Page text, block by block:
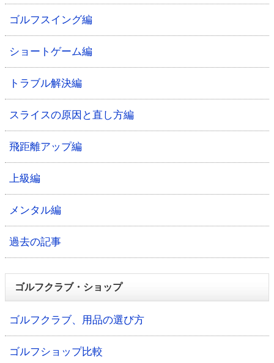
ゴルフスイング編
ショートゲーム編
トラブル解決編
スライスの原因と直し方編
飛距離アップ編
上級編
メンタル編
過去の記事
ゴルフクラブ・ショップ
ゴルフクラブ、用品の選び方
ゴルフショップ比較